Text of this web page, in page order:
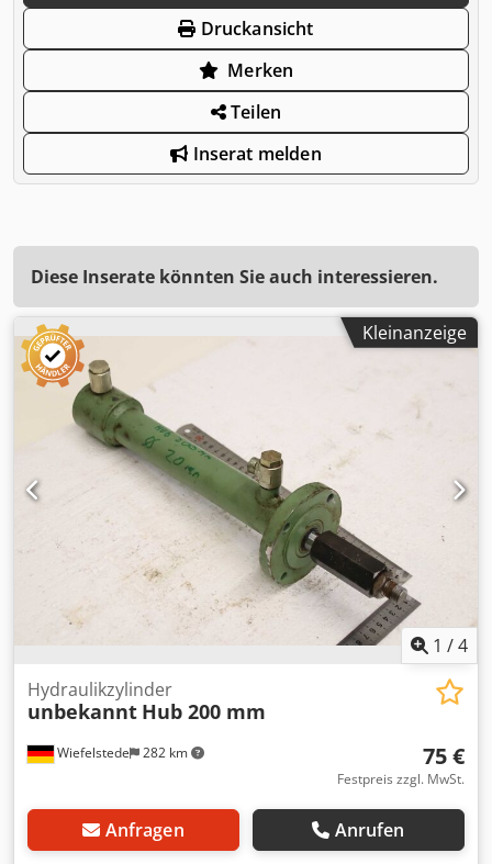
Druckansicht
Merken
Teilen
Inserat melden
Diese Inserate könnten Sie auch interessieren.
Kleinanzeige
1 /4
Wiefelstede 282 km
Hydraulikzylinder
unbekannt Hub 200 mm
75 €
Festpreis zzgl. MwSt.
Anfragen Anrufen